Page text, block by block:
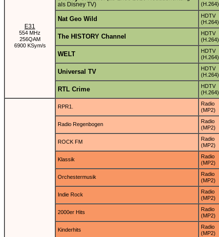
E31
554 MHz
256QAM
6900 KSym/s
als Disney TV)
(H.264)
Nat Geo Wild
HDTV
(H.264)
The HISTORY Channel
HDTV
(H.264)
WELT
HDTV
(H.264)
Universal TV
HDTV
(H.264)
RTL Crime
HDTV
(H.264)
RPR1.
Radio
(MP2)
Radio Regenbogen
Radio
(MP2)
ROCK FM
Radio
(MP2)
Klassik
Radio
(MP2)
Orchestermusik
Radio
(MP2)
Indie Rock
Radio
(MP2)
2000er Hits
Radio
(MP2)
Kinderhits
Radio
(MP2)